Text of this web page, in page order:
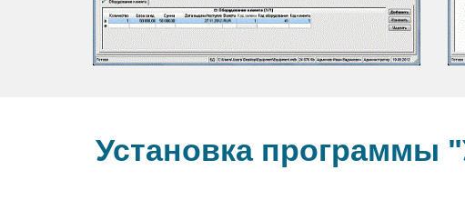
Установка программы